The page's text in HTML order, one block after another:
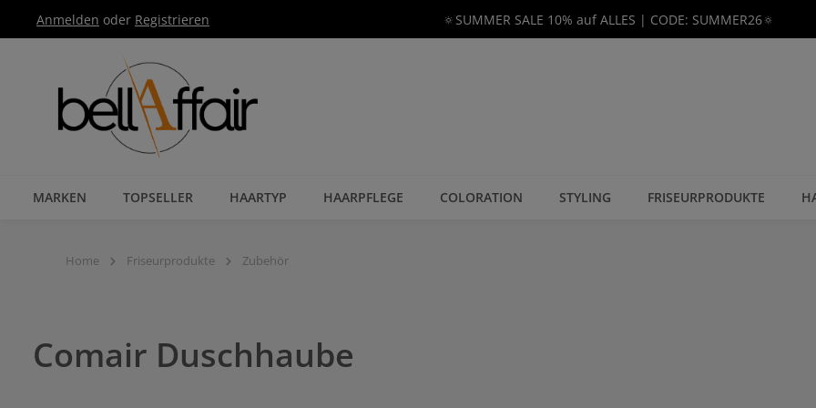
Hauptnavigation springen
Anmelden oder Registrieren 🔅SUMMER SALE 10% auf ALLES | CODE: SUMMER26🔅
MARKEN TOPSELLER HAARTYP HAARPFLEGE COLORATION STYLING FRISEURPRODUKTE
Home Friseurprodukte Zubehör
Comair Duschhaube